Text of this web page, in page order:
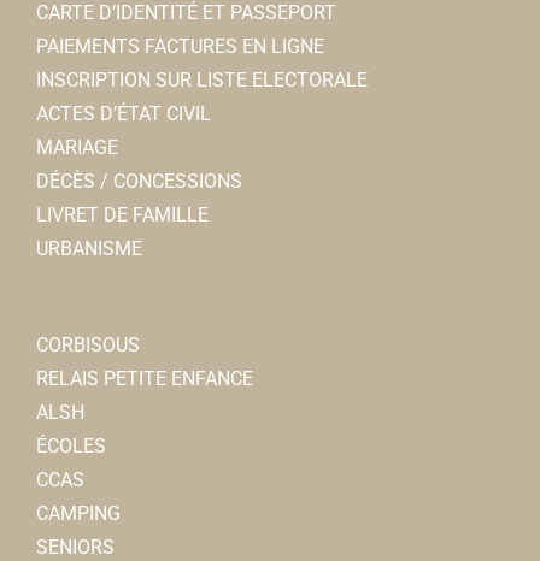
CARTE D’IDENTITÉ ET PASSEPORT
PAIEMENTS FACTURES EN LIGNE
INSCRIPTION SUR LISTE ELECTORALE
ACTES D’ÉTAT CIVIL
MARIAGE
DÉCÈS / CONCESSIONS
LIVRET DE FAMILLE
URBANISME
CORBISOUS
RELAIS PETITE ENFANCE
ALSH
ÉCOLES
CCAS
CAMPING
SENIORS